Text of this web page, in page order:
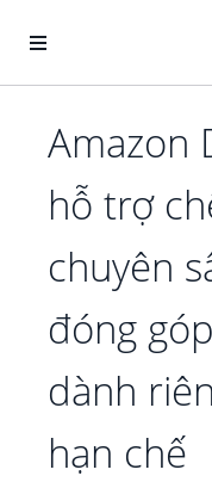
Amazon
hỗ trợ
chuyên
đóng
dành
hạn chế